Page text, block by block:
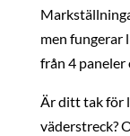
men fungerar
från 4 paneler
Är ditt tak för
väderstreck?